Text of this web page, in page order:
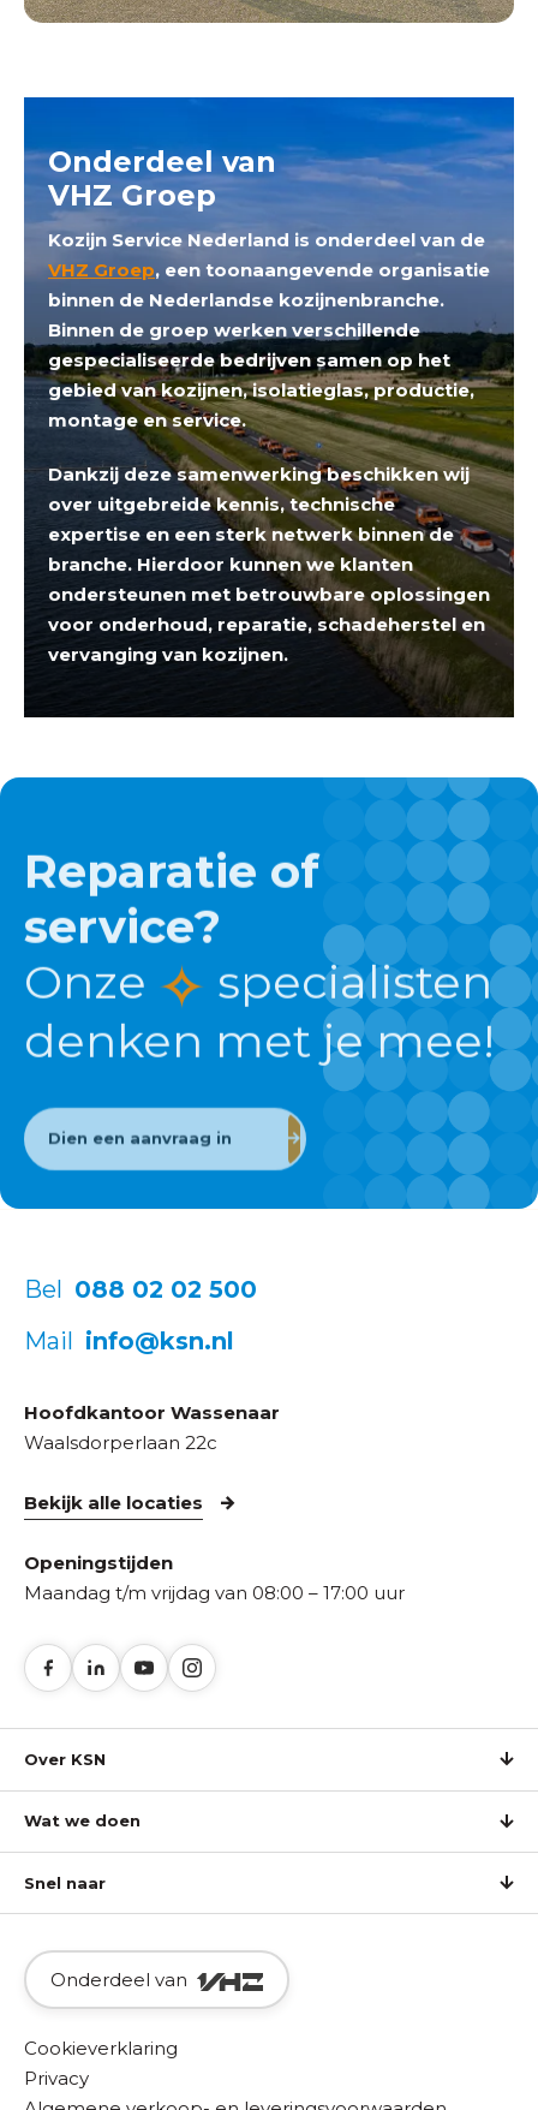
Onderdeel van
VHZ Groep
Kozijn Service Nederland is onderdeel van de
VHZ Groep, een toonaangevende organisatie
binnen de Nederlandse kozijnenbranche.
Binnen de groep werken verschillende
gespecialiseerde bedrijven samen op het
gebied van kozijnen, isolatieglas, productie,
montage en service.
Dankzij deze samenwerking beschikken wij
over uitgebreide kennis, technische
expertise en een sterk netwerk binnen de
branche. Hierdoor kunnen we klanten
ondersteunen met betrouwbare oplossingen
voor onderhoud, reparatie, schadeherstel en
vervanging van kozijnen.
Reparatie of
service?
Onze
specialisten
denken met je mee!
Dien een aanvraag in
Bel 088 02 02 500
Mail info@ksn.nl
Hoofdkantoor Wassenaar
Waalsdorperlaan 22c
Bekijk alle locaties
Openingstijden
Maandag t/m vrijdag van 08:00 – 17:00 uur
Over KSN
Wat we doen
Snel naar
Onderdeel van
Cookieverklaring
Privacy